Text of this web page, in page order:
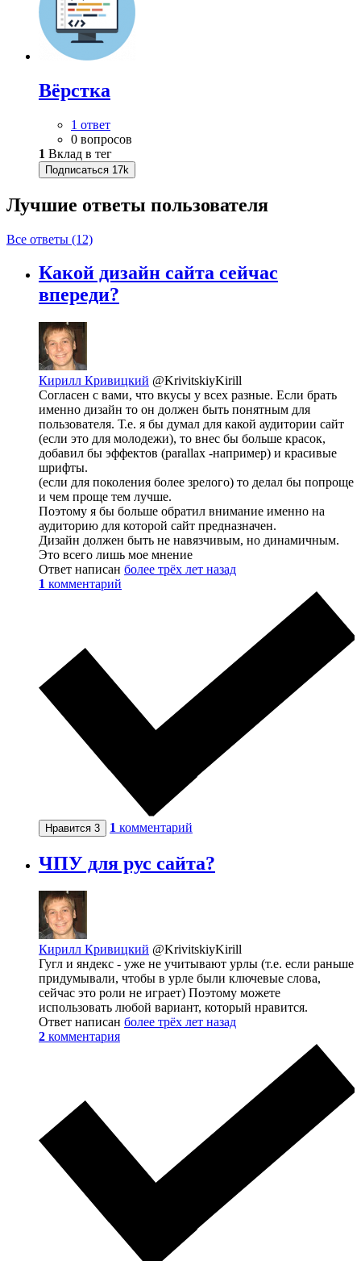
Вёрстка
1 ответ
0 вопросов
1 Вклад в тег
Подписаться 17k
Лучшие ответы пользователя
Все ответы (12)
Какой дизайн сайта сейчас
впереди?
Кирилл Кривицкий @KrivitskiyKirill
Согласен с вами, что вкусы у всех разные. Если брать
именно дизайн то он должен быть понятным для
пользователя. Т.е. я бы думал для какой аудитории сайт
(если это для молодежи), то внес бы больше красок,
добавил бы эффектов (parallax -например) и красивые
шрифты.
(если для поколения более зрелого) то делал бы попроще
и чем проще тем лучше.
Поэтому я бы больше обратил внимание именно на
аудиторию для которой сайт предназначен.
Дизайн должен быть не навязчивым, но динамичным.
Это всего лишь мое мнение
Ответ написан более трёх лет назад
1 комментарий
Нравится 3 1 комментарий
ЧПУ для рус сайта?
Кирилл Кривицкий @KrivitskiyKirill
Гугл и яндекс - уже не учитывают урлы (т.е. если раньше
придумывали, чтобы в урле были ключевые слова,
сейчас это роли не играет) Поэтому можете
использовать любой вариант, который нравится.
Ответ написан более трёх лет назад
2 комментария